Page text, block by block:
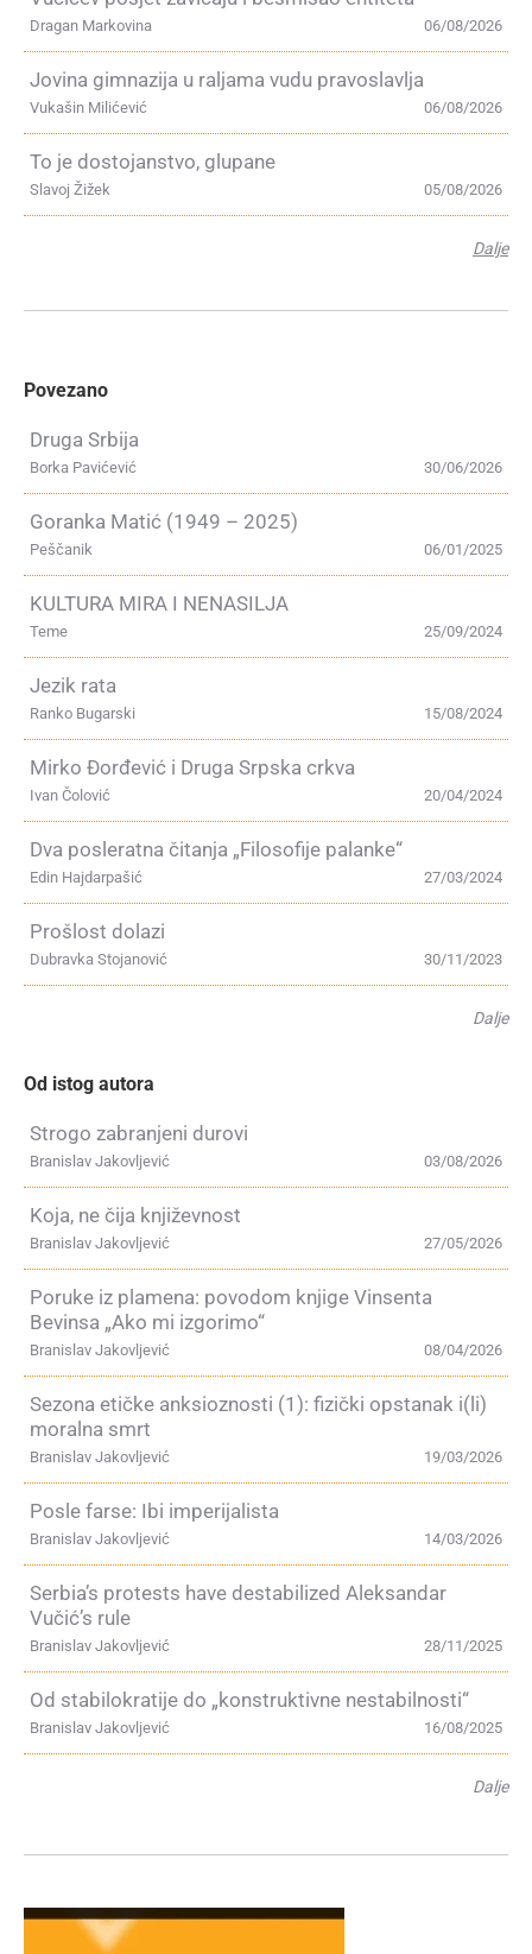
06/08/2026
Dragan Markovina
Jovina gimnazija u raljama vudu pravoslavlja
06/08/2026
Vukašin Milićević
To je dostojanstvo, glupane
05/08/2026
Slavoj Žižek
Dalje
Povezano
Druga Srbija
30/06/2026
Borka Pavićević
Goranka Matić (1949 – 2025)
06/01/2025
Peščanik
KULTURA MIRA I NENASILJA
25/09/2024
Teme
Jezik rata
15/08/2024
Ranko Bugarski
Mirko Đorđević i Druga Srpska crkva
20/04/2024
Ivan Čolović
Dva posleratna čitanja „Filosofije palanke“
27/03/2024
Edin Hajdarpašić
Prošlost dolazi
30/11/2023
Dubravka Stojanović
Dalje
Od istog autora
Strogo zabranjeni durovi
03/08/2026
Branislav Jakovljević
Koja, ne čija književnost
27/05/2026
Branislav Jakovljević
Poruke iz plamena: povodom knjige Vinsenta
Bevinsa „Ako mi izgorimo“
08/04/2026
Branislav Jakovljević
Sezona etičke anksioznosti (1): fizički opstanak i(li)
moralna smrt
19/03/2026
Branislav Jakovljević
Posle farse: Ibi imperijalista
14/03/2026
Branislav Jakovljević
Serbia’s protests have destabilized Aleksandar
Vučić’s rule
28/11/2025
Branislav Jakovljević
Od stabilokratije do „konstruktivne nestabilnosti“
16/08/2025
Branislav Jakovljević
Dalje